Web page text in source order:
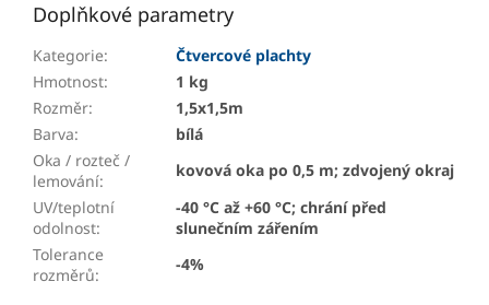
Doplňkové parametry
Kategorie:
Čtvercové plachty
Hmotnost:
1 kg
Rozměr:
1,5x1,5m
Barva:
bílá
Oka / rozteč /
lemování:
kovová oka po 0,5 m; zdvojený okraj
UV/teplotní
odolnost:
-40 °C až +60 °C; chrání před
slunečním zářením
Tolerance
rozměrů:
-4%